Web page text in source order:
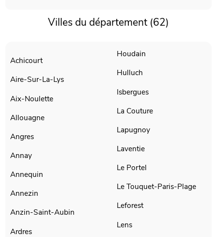
Villes du département (62)
Achicourt
Aire-Sur-La-Lys
Aix-Noulette
Allouagne
Angres
Annay
Annequin
Annezin
Anzin-Saint-Aubin
Ardres
Houdain
Hulluch
Isbergues
La Couture
Lapugnoy
Laventie
Le Portel
Le Touquet-Paris-Plage
Leforest
Lens